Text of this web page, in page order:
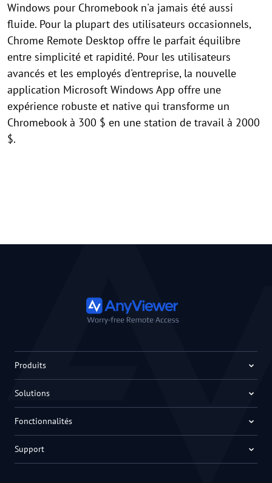
Windows pour Chromebook n'a jamais été aussi
fluide. Pour la plupart des utilisateurs occasionnels,
Chrome Remote Desktop offre le parfait équilibre
entre simplicité et rapidité. Pour les utilisateurs
avancés et les employés d'entreprise, la nouvelle
application Microsoft Windows App offre une
expérience robuste et native qui transforme un
Chromebook à 300 $ en une station de travail à 2000
$.
Produits
Solutions
Fonctionnalités
Support